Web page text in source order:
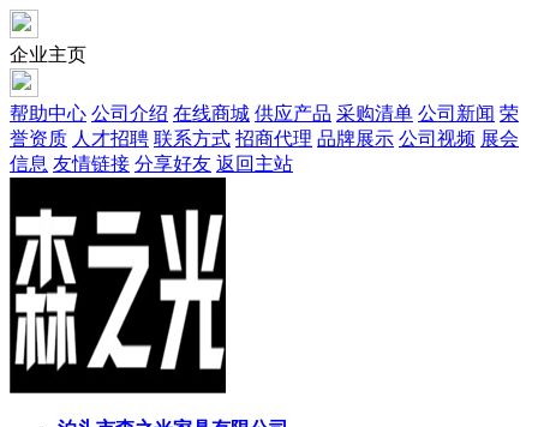
企业主页
帮助中心 公司介绍 在线商城 供应产品 采购清单 公司新闻 荣
誉资质 人才招聘 联系方式 招商代理 品牌展示 公司视频 展会
信息 友情链接 分享好友 返回主站